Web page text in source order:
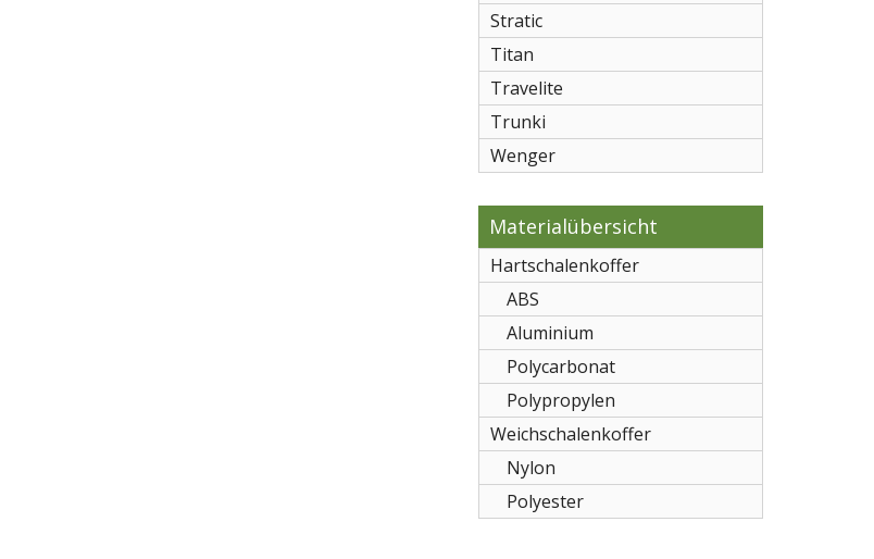
Stratic
Titan
Travelite
Trunki
Wenger
Materialübersicht
Hartschalenkoffer
ABS
Aluminium
Polycarbonat
Polypropylen
Weichschalenkoffer
Nylon
Polyester